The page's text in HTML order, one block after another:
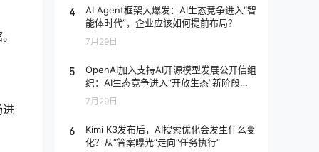
进
4
AI Agent框架大爆发：AI生态竞争进入“智
能体时代”，企业应该如何提前布局？
7月29日
5
OpenAI加入支持AI开源模型发展公开信组
织：AI生态竞争进入“开放生态”新阶段，
企业应该如何应对？
7月29日
6
Kimi K3发布后，AI搜索优化会发生什么变
化？从“答案曝光”走向“任务执行”